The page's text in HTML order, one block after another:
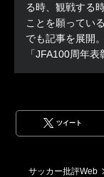
る時、観戦する
ことを願ってい
でも記事を展開
「JFA100周年表
ツイート
サッカー批評Web